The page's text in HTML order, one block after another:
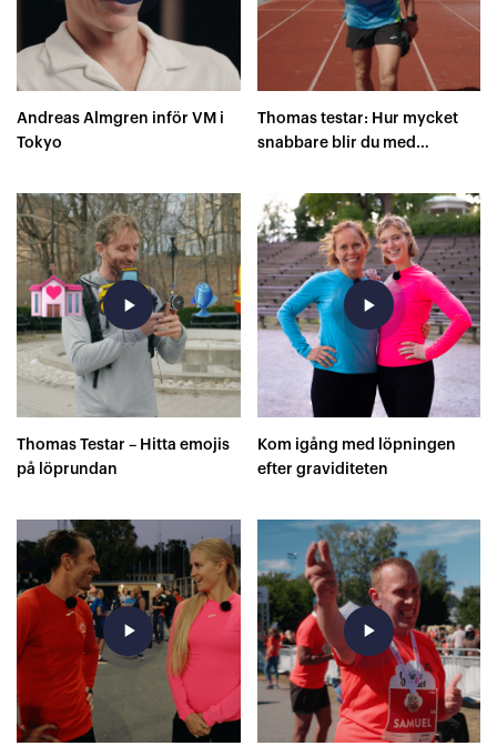
Andreas Almgren inför VM i
Tokyo
Thomas testar: Hur mycket
snabbare blir du med
play_arrow
Thomas Testar – Hitta emojis
på löprundan
play_arrow
Kom igång med löpningen
efter graviditeten
play_arrow play_arrow